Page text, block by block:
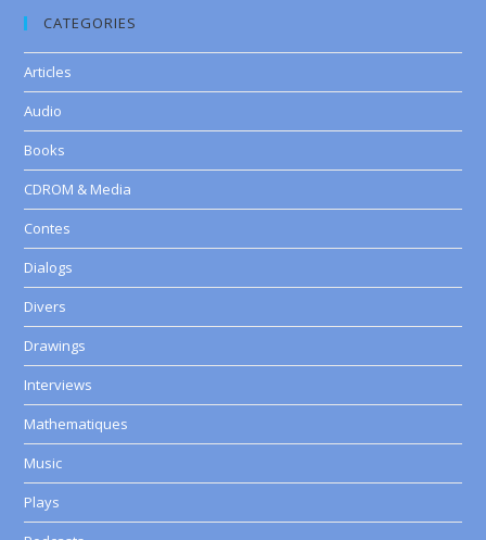
CATEGORIES
Articles
Audio
Books
CDROM & Media
Contes
Dialogs
Divers
Drawings
Interviews
Mathematiques
Music
Plays